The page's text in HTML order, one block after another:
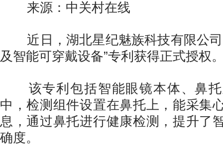
来源：中关村在线
近日，湖北星纪魅族科技有限公司
及智能可穿戴设备”专利获得正式授权
该专利包括智能眼镜本体、鼻托
中，检测组件设置在鼻托上，能采集
息，通过鼻托进行健康检测，提升了
确度。